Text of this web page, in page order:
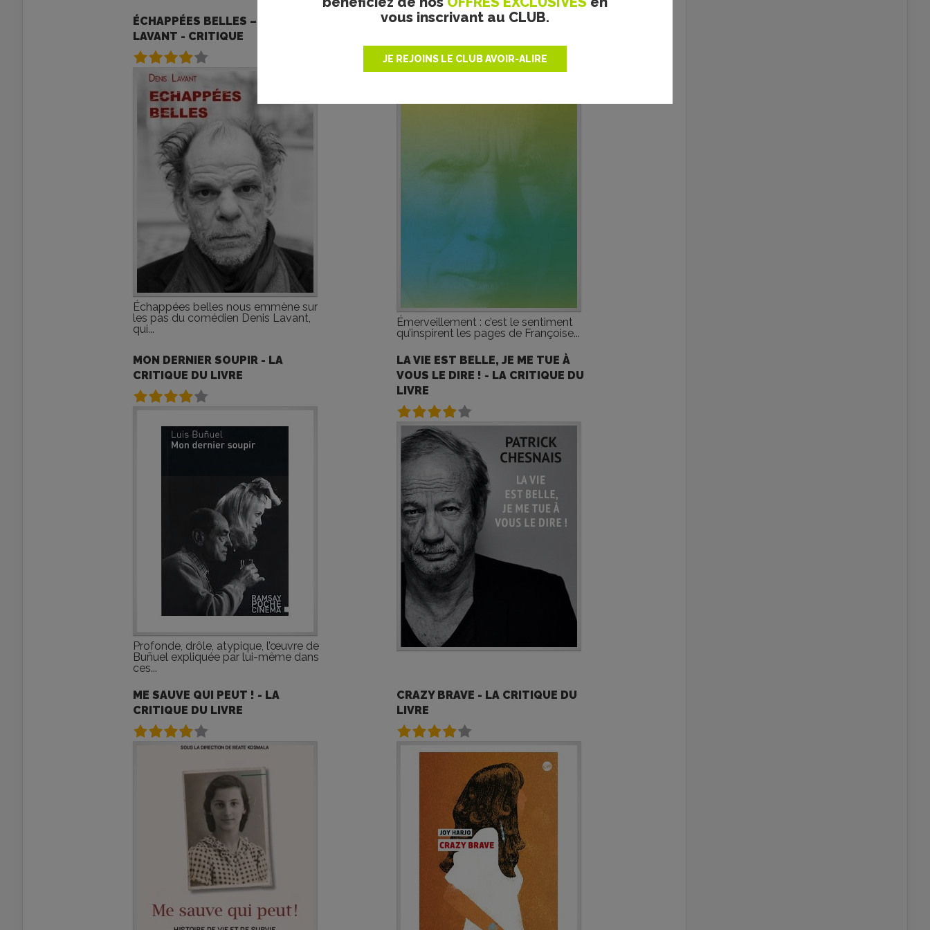
vous inscrivant au CLUB.
JE REJOINS LE CLUB AVOIR-ALIRE
ÉCHAPPÉES BELLES – DENIS
LAVANT - CRITIQUE
Échappées belles nous emmène sur
les pas du comédien Denis Lavant,
qui...
CONTES DES MILLE ET UN
ETCHEGARAY - CRITIQUE
Émerveillement : c’est le sentiment
qu’inspirent les pages de Françoise...
MON DERNIER SOUPIR - LA
CRITIQUE DU LIVRE
Profonde, drôle, atypique, l’œuvre de
Buñuel expliquée par lui-même dans
ces...
LA VIE EST BELLE, JE ME TUE À
VOUS LE DIRE ! - LA CRITIQUE DU
LIVRE
ME SAUVE QUI PEUT ! - LA
CRITIQUE DU LIVRE
CRAZY BRAVE - LA CRITIQUE DU
LIVRE